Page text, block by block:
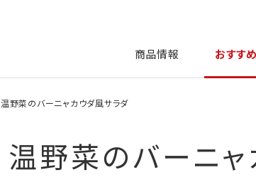
商品情報 おすす
温野菜のバーニャカウダ風サラダ
温野菜のバーニ